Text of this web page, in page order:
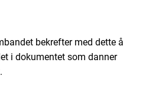
bekrefter med dette å
i dokumentet som danner